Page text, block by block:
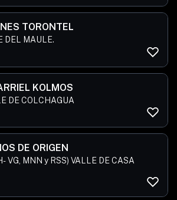
TORONTEL
(NARANJO) VALLE DEL MAULE.
KOLMOS
DE COLCHAGUA
DE ORIGEN
VG, MNN y RSS) VALLE DE CASA